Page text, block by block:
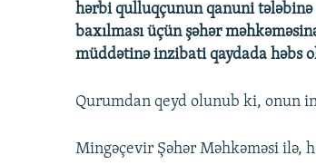
hərbi qulluqçunun qanuni
baxılması üçün şəhər
müddətinə inzibati qaydada həbs
Qurumdan qeyd olunub ki, onun
Mingəçevir Şəhər Məhkəməsi ilə,